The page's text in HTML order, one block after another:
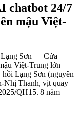
chatbot 24/7
mậu Việt-
Lạng Sơn — Cửa
Việt-Trung lớn
Lạng Sơn (nguyên
Nhị Thanh, vịt quay
QH15. 8 năm